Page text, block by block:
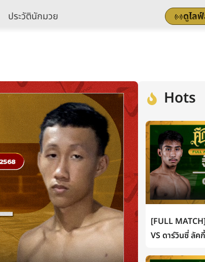
ประวัตินักมวย ดูไล
Hots
[FULL
VS ดาร์วินซี่ ลั